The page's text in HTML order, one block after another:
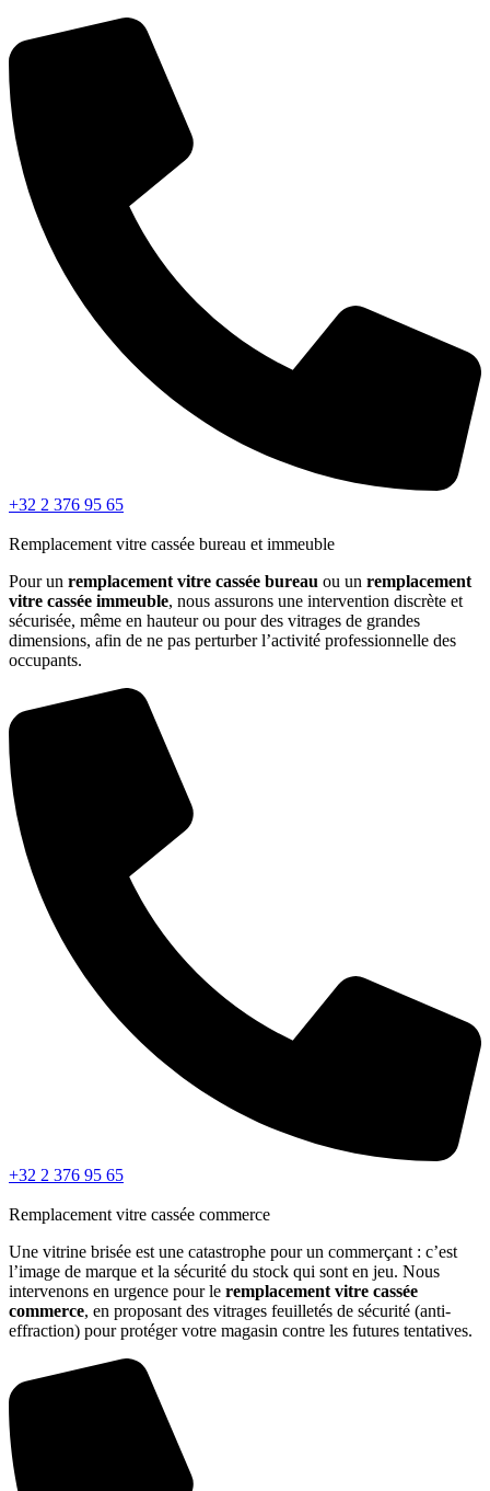
+32 2 376 95 65
Remplacement vitre cassée bureau et immeuble
Pour un remplacement vitre cassée bureau ou un remplacement
vitre cassée immeuble, nous assurons une intervention discrète et
sécurisée, même en hauteur ou pour des vitrages de grandes
dimensions, afin de ne pas perturber l’activité professionnelle des
occupants.
+32 2 376 95 65
Remplacement vitre cassée commerce
Une vitrine brisée est une catastrophe pour un commerçant : c’est
l’image de marque et la sécurité du stock qui sont en jeu. Nous
intervenons en urgence pour le remplacement vitre cassée
commerce, en proposant des vitrages feuilletés de sécurité (anti-
effraction) pour protéger votre magasin contre les futures tentatives.